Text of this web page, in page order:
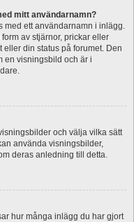
mitt användarnamn?
med ett användarnamn i inlägg.
av stjärnor, prickar eller
din status på forumet. Den
en visningsbild och är i
och välja vilka sätt
använda visningsbilder,
deras anledning till detta.
hur många inlägg du har gjort